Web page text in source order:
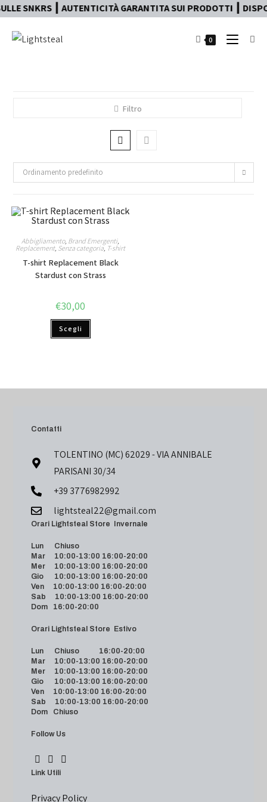
┃ AUTENTICITÀ GARANTITA SUI PRODOTTI ┃
0
Filtro
Ordinamento predefinito
Abbigliamento, Brand Emergenti,
Replacement, Senza categoria, T-shirt
T-shirt Replacement Black
Stardust con Strass
€30,00
Scegli
Contatti
TOLENTINO (MC) 62029 - VIA ANNIBALE
PARISANI 30/34
+39 3776982992
lightsteal22@gmail.com
Orari Lightsteal Store Invernale
Lun Chiuso
Mar 10:00-13:00 16:00-20:00
Mer 10:00-13:00 16:00-20:00
Gio 10:00-13:00 16:00-20:00
Ven 10:00-13:00 16:00-20:00
Sab 10:00-13:00 16:00-20:00
Dom 16:00-20:00
Orari Lightsteal Store Estivo
Lun Chiuso 16:00-20:00
Mar 10:00-13:00 16:00-20:00
Mer 10:00-13:00 16:00-20:00
Gio 10:00-13:00 16:00-20:00
Ven 10:00-13:00 16:00-20:00
Sab 10:00-13:00 16:00-20:00
Dom Chiuso
Follow Us
Link Utili
Privacy Policy